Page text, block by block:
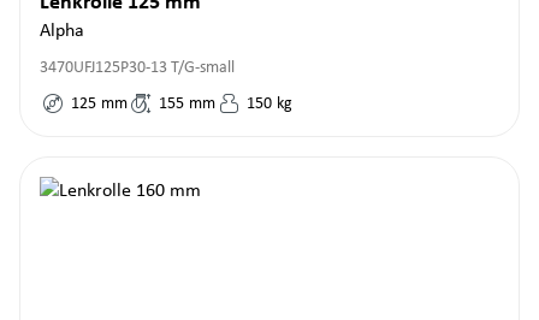
Alpha
3470UFJ125P30-13 T/G-small
125 mm 155 mm 150 kg